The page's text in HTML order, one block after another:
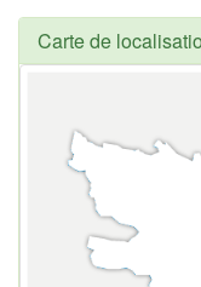
Carte de